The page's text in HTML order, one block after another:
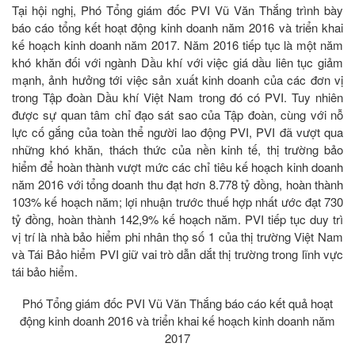
Tại hội nghị, Phó Tổng giám đốc PVI Vũ Văn Thắng trình bày
báo cáo tổng kết hoạt động kinh doanh năm 2016 và triển khai
kế hoạch kinh doanh năm 2017. Năm 2016 tiếp tục là một năm
khó khăn đối với ngành Dầu khí với việc giá dầu liên tục giảm
mạnh, ảnh hưởng tới việc sản xuất kinh doanh của các đơn vị
trong Tập đoàn Dầu khí Việt Nam trong đó có PVI. Tuy nhiên
được sự quan tâm chỉ đạo sát sao của Tập đoàn, cùng với nỗ
lực cố gắng của toàn thể người lao động PVI, PVI đã vượt qua
những khó khăn, thách thức của nền kinh tế, thị trường bảo
hiểm để hoàn thành vượt mức các chỉ tiêu kế hoạch kinh doanh
năm 2016 với tổng doanh thu đạt hơn 8.778 tỷ đồng, hoàn thành
103% kế hoạch năm; lợi nhuận trước thuế hợp nhất ước đạt 730
tỷ đồng, hoàn thành 142,9% kế hoạch năm. PVI tiếp tục duy trì
vị trí là nhà bảo hiểm phi nhân thọ số 1 của thị trường Việt Nam
và Tái Bảo hiểm PVI giữ vai trò dẫn dắt thị trường trong lĩnh vực
tái bảo hiểm.
Phó Tổng giám đốc PVI Vũ Văn Thắng báo cáo kết quả hoạt
động kinh doanh 2016 và triển khai kế hoạch kinh doanh năm
2017